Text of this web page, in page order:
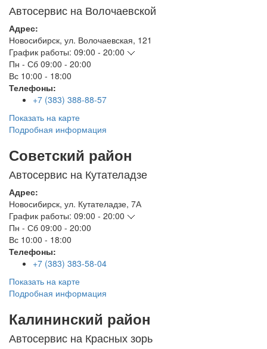
Автосервис на Волочаевской
Адрес:
Новосибирск, ул. Волочаевская, 121
График работы: 09:00 - 20:00
Пн - Сб 09:00 - 20:00
Вс 10:00 - 18:00
Телефоны:
+7 (383) 388-88-57
Показать на карте
Подробная информация
Советский район
Автосервис на Кутателадзе
Адрес:
Новосибирск, ул. Кутателадзе, 7А
График работы: 09:00 - 20:00
Пн - Сб 09:00 - 20:00
Вс 10:00 - 18:00
Телефоны:
+7 (383) 383-58-04
Показать на карте
Подробная информация
Калининский район
Автосервис на Красных зорь